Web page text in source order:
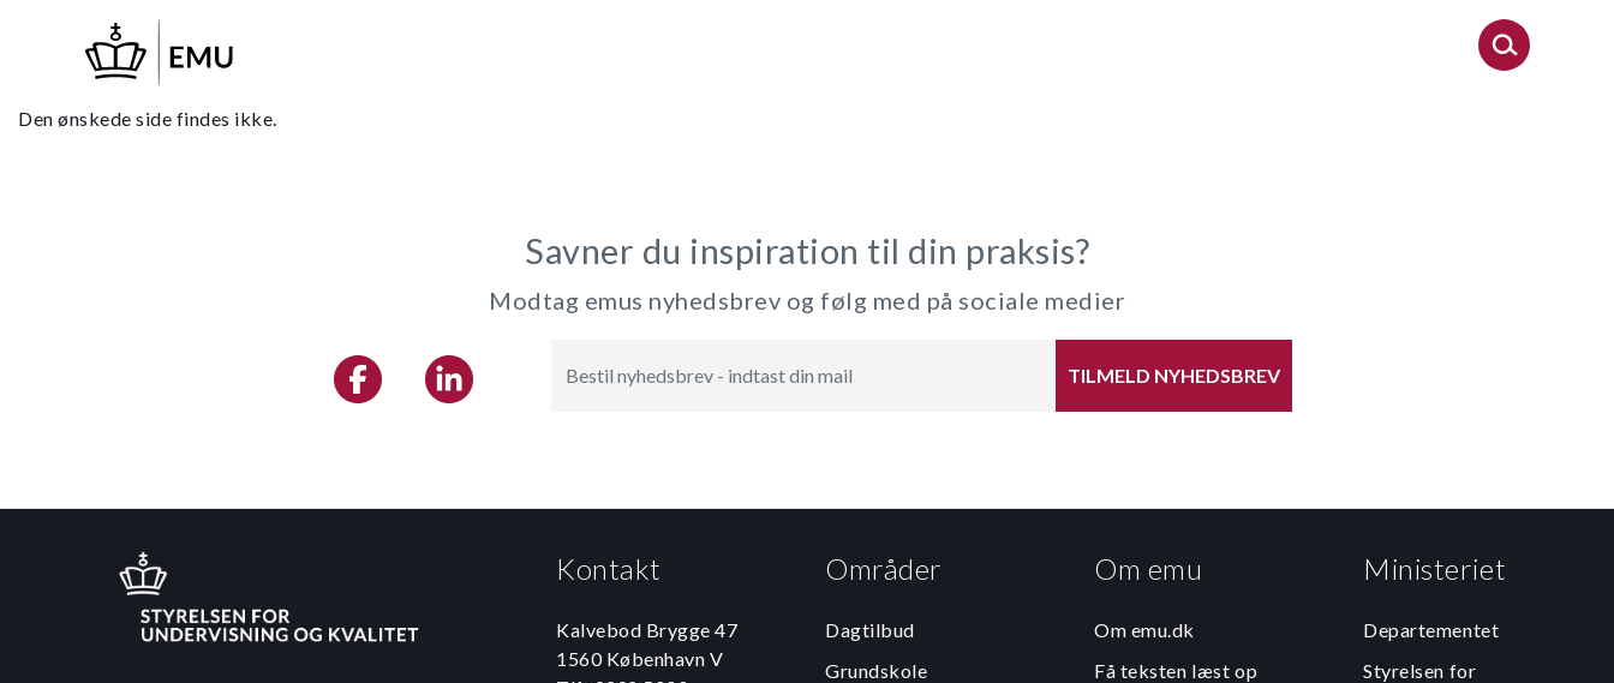
hovedindhold
Den ønskede side findes ikke.
Savner du inspiration til din praksis?
Modtag emus nyhedsbrev og følg med på sociale medier
TILMELD NYHEDSBREV
Kontakt
Kalvebod Brygge 47
1560 København V
Områder
Dagtilbud
Grundskole
Om emu
Om emu.dk
Få teksten læst op
Ministeriet
Departementet
Styrelsen for